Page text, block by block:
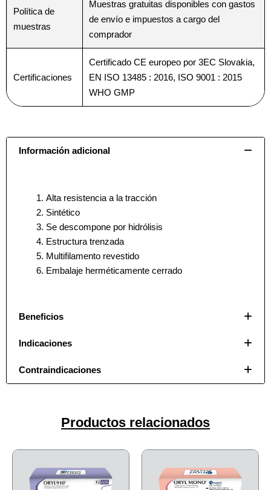
Nombre*
País*
Enviar
Nombre*
País*
Enviar
Política de
muestras
Muestras gratuitas disponibles con gastos
de envío e impuestos a cargo del
comprador
Certificaciones
Certificado CE europeo por 3EC Slovakia,
EN ISO 13485 : 2016, ISO 9001 : 2015
WHO GMP
Información adicional
Alta resistencia a la tracción
Sintético
Se descompone por hidrólisis
Estructura trenzada
Multifilamento revestido
Embalaje herméticamente cerrado
Beneficios
Indicaciones
Contraindicaciones
Productos relacionados